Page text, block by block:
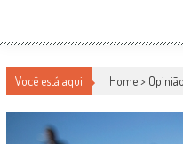
Você está aqui Home > Opinião